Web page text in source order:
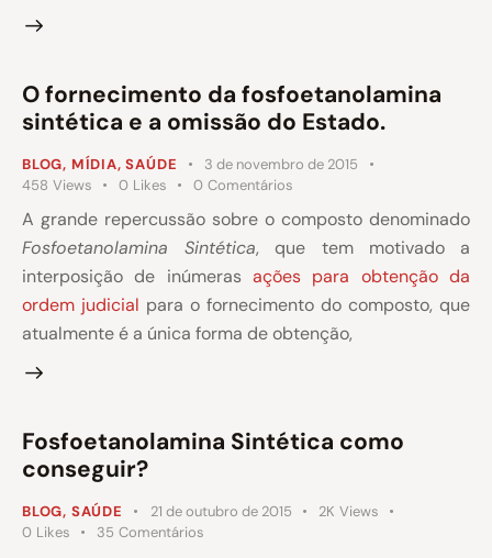
O fornecimento da fosfoetanolamina
sintética e a omissão do Estado.
BLOG, MÍDIA,SAÚDE
3 de novembro de 2015
458 Views 0 Likes 0 Comentários
A grande repercussão sobre o composto denominado
Fosfoetanolamina Sintética, que tem motivado a
interposição de inúmeras ações para obtenção da
ordem judicial para o fornecimento do composto, que
atualmente é a única forma de obtenção,
Fosfoetanolamina Sintética como
conseguir?
BLOG, SAÚDE 21 de outubro de 2015 2K Views
0 Likes 35 Comentários